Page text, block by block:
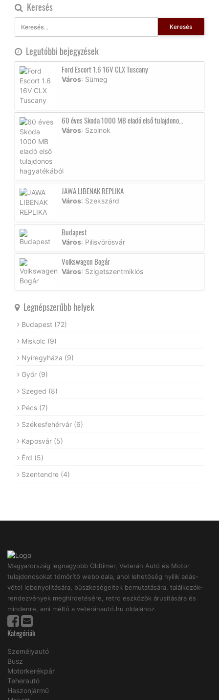
Keresés
Keresés
Legutóbbi bejegyzések
Ford Escort 1.6 16V CLX Tuscany
Város: Sümeg
60 éves Skoda 1000 MB eladó első tulajdono...
Város: Szolnok
JAWA LIBENAK REPLIKA
Város: Szekszárd
Budapest
Város: Pilisvörösvár
Volkswagen Bogár
Város: Szigetszentmiklós
Legnépszerűbb helyek
Budapest (72)
Miskolc (9)
Nyíregyháza (9)
Győr (9)
Szeged (8)
Pécs (7)
Székesfehérvár (6)
Kaposvár (5)
Érd (5)
Szentendre (4)
Magyarország legnagyobb Oldtimer, Veterán Autó és Motor
tulajdonosokat tömörítő weboldala, ahol lehetőség nyílik adás-
vétel lebonyolitására, büszkeségeitek bemutatására, találkozók-
rendezvények meghirdetésére, retro eszközök árusítására és
mindenre, ami méltó a veteránautó.hu oldalához.
Kategóriák
Személyautó
Busz
Motorkerékpár
Teherautó
Haszonjármű